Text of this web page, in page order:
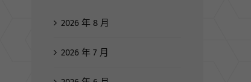
2026 年 8 月
2026 年 7 月